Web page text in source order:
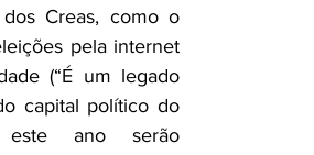
Creas, como o
pela internet
(“É um legado
capital político do
ano serão